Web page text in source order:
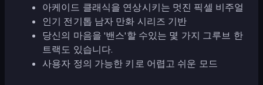
아케이드 클래식을 연상시키는 멋진 픽셀 비주얼
인기 전기톱 남자 만화 시리즈 기반
당신의 마음을 '밴스'할 수있는 몇 가지 그루브 한
트랙도 있습니다.
사용자 정의 가능한 키로 어렵고 쉬운 모드